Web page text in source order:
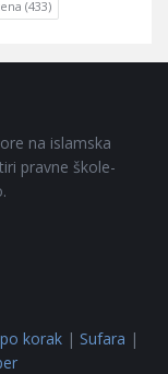
(433)
na islamska
pravne škole-
korak | Sufara |